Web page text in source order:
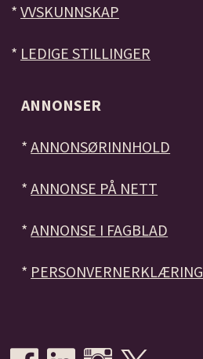
* VVSKUNNSKAP
* LEDIGE STILLINGER
ANNONSER
*ANNONSØRINNHOLD
*ANNONSE PÅ NETT
*ANNONSE I FAGBLAD
* PERSONVERNERKLÆRING